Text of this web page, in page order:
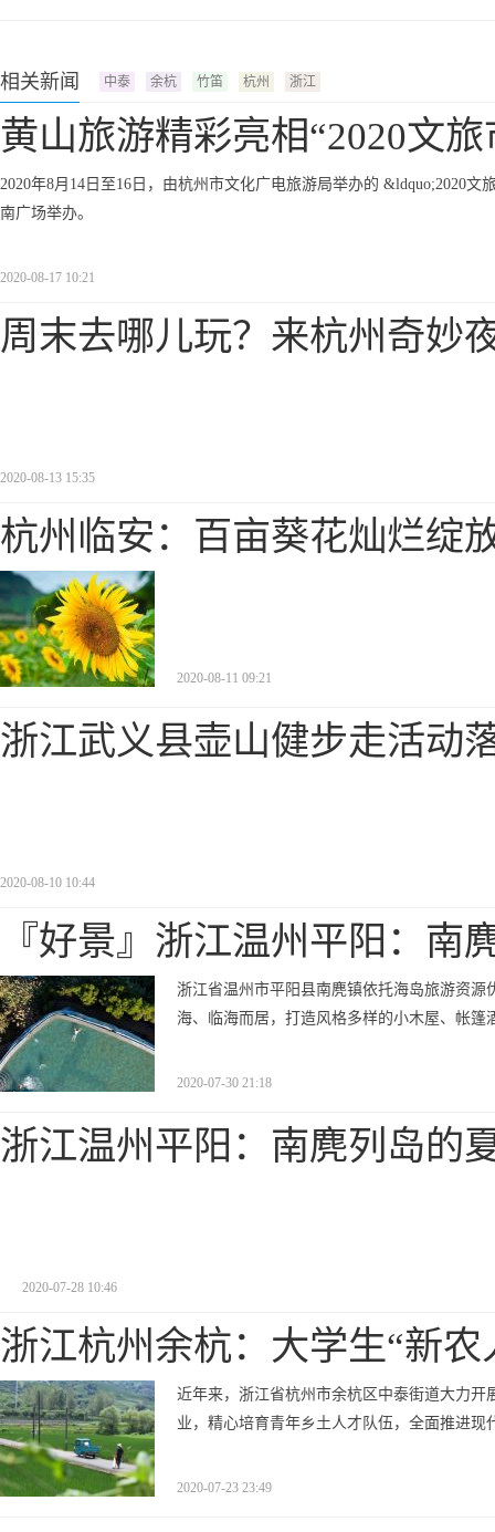
相关新闻 中泰 余杭 竹笛 杭州 浙江
黄山旅游精彩亮相“2020文
2020年8月14日至16日，由杭州市文化广电旅游局举办的 &ldquo;2020
南广场举办。
2020-08-17 10:21
周末去哪儿玩？来杭州奇妙
2020-08-13 15:35
杭州临安：百亩葵花灿烂绽
2020-08-11 09:21
浙江武义县壶山健步走活动
2020-08-10 10:44
『好景』浙江温州平阳：南
浙江省温州市平阳县南麂镇依托海岛旅游资源
海、临海而居，打造风格多样的小木屋、帐
2020-07-30 21:18
浙江温州平阳：南麂列岛的
2020-07-28 10:46
浙江杭州余杭：大学生“新农
近年来，浙江省杭州市余杭区中泰街道大力
业，精心培育青年乡土人才队伍，全面推进
2020-07-23 23:49